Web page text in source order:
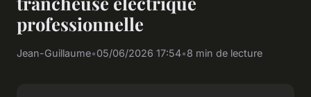
professionnelle
Jean-Guillaume•05/06/2026 17:54•8 min de lecture